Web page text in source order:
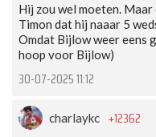
Hij zou wel moeten.
Timon dat hij naaar 5
Omdat Bijlow weer eens
hoop voor Bijlow)
30-07-2025 11:12
charlaykc +12362